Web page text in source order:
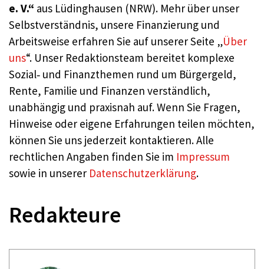
e. V.“ aus Lüdinghausen (NRW). Mehr über unser
Selbstverständnis, unsere Finanzierung und
Arbeitsweise erfahren Sie auf unserer Seite „Über
uns“. Unser Redaktionsteam bereitet komplexe
Sozial‑ und Finanzthemen rund um Bürgergeld,
Rente, Familie und Finanzen verständlich,
unabhängig und praxisnah auf. Wenn Sie Fragen,
Hinweise oder eigene Erfahrungen teilen möchten,
können Sie uns jederzeit kontaktieren. Alle
rechtlichen Angaben finden Sie im Impressum
sowie in unserer Datenschutzerklärung.
Redakteure